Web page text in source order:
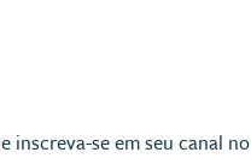
e inscreva-se em seu canal no